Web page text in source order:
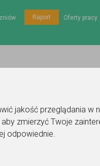
jakość przeglądania w
aby zmierzyć Twoje
odpowiednie.
Raport Oferty pracy